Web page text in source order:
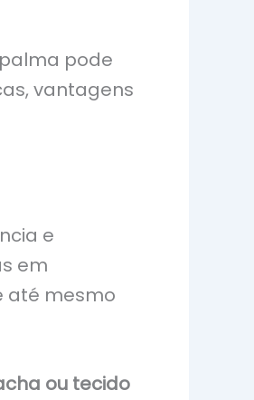
pode
vantagens
e
em
até mesmo
ou tecido